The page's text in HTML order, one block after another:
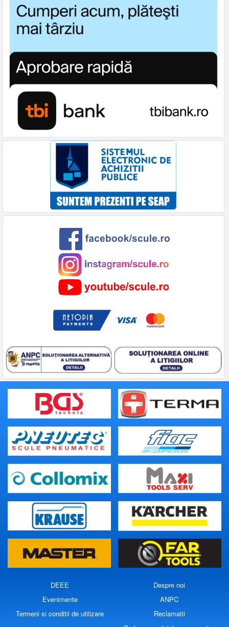
DEEE
Despre noi
Evenimente
ANPC
Termeni si conditii de utilizare
Reclamatii